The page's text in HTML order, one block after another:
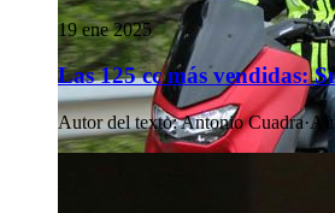
19 ene 2025
Las 125 cc más vendidas:
Autor del texto:Antonio Cuadra·